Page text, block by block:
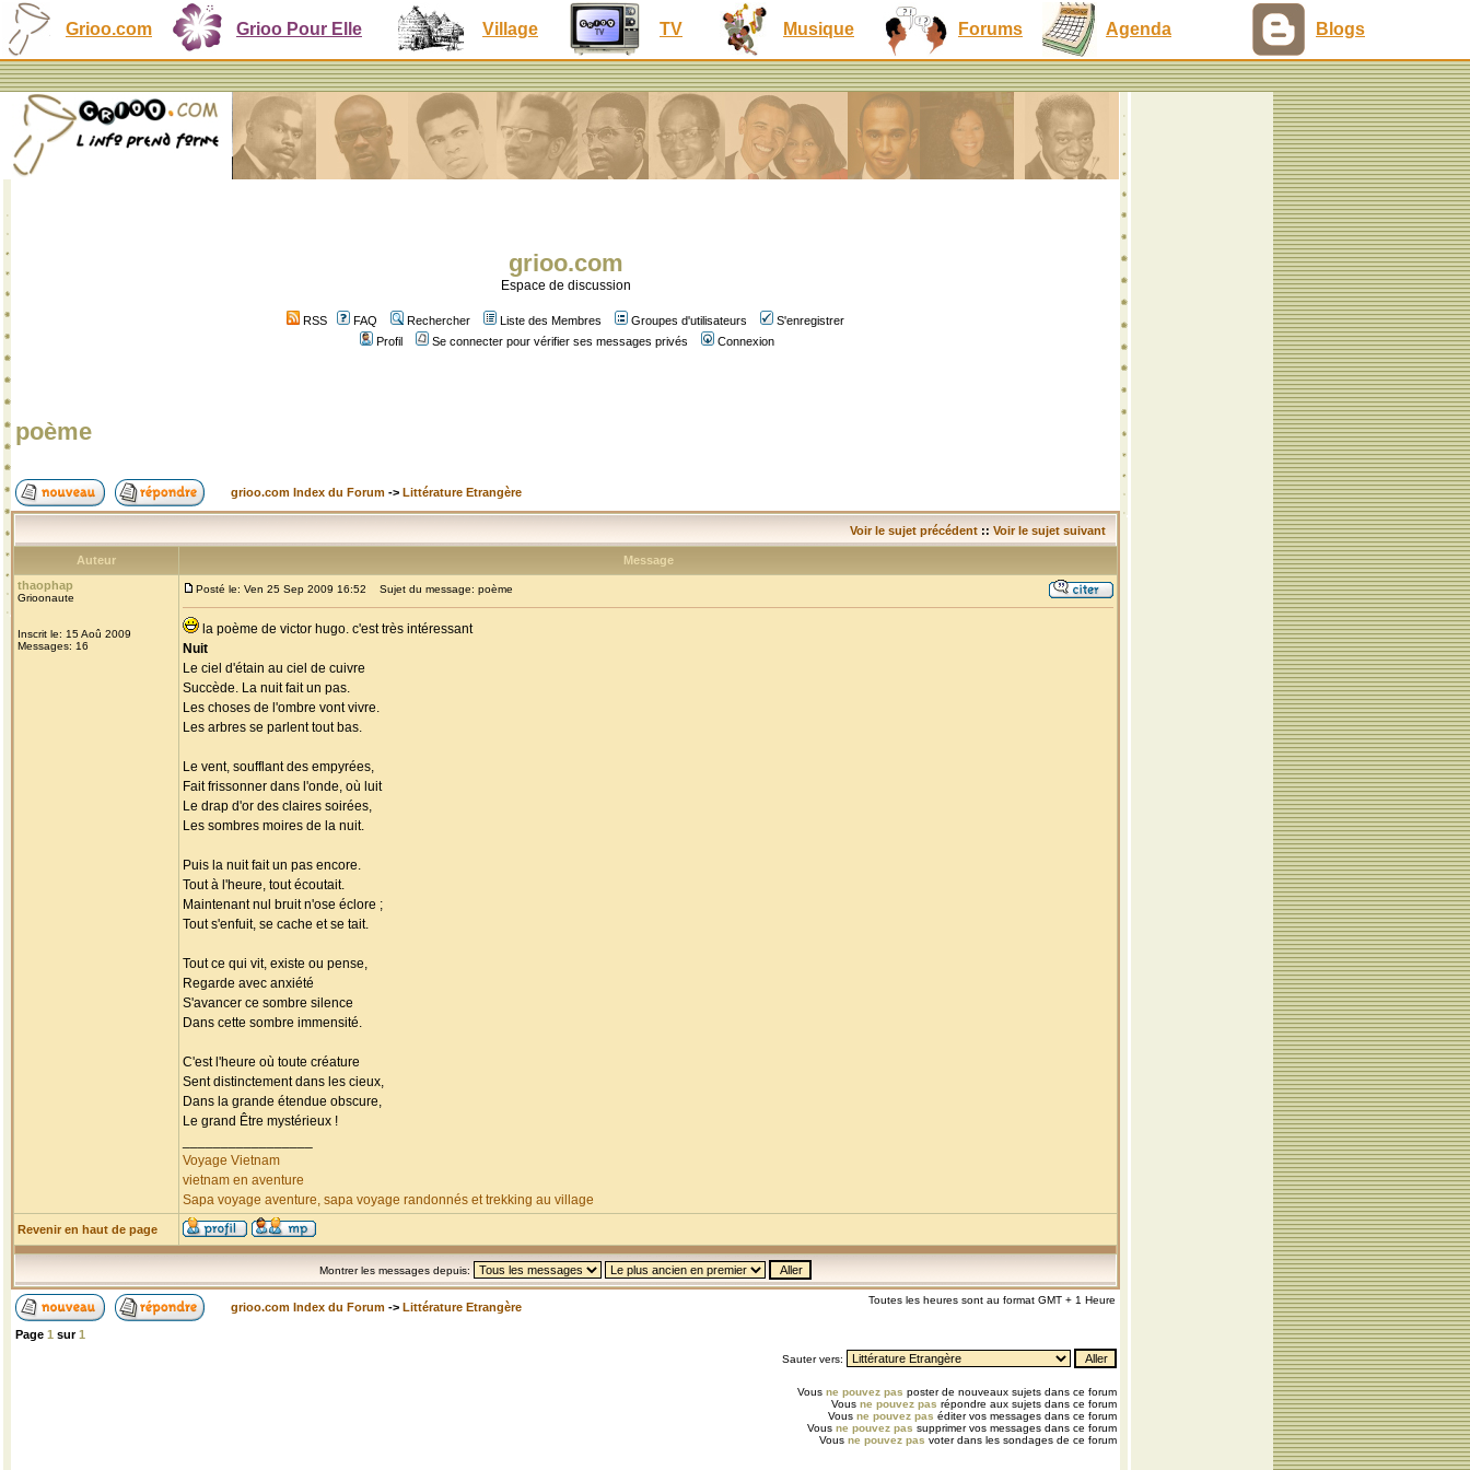
Grioo.com Grioo Pour Elle Village TV Musique Forums Agenda Blogs
grioo.com
Espace de discussion
RSS FAQ Rechercher Liste des Membres Groupes d'utilisateurs
S'enregistrer
Profil
Se connecter pour vérifier ses messages privés Connexion
poème
grioo.com Index du Forum -> Littérature Etrangère
Voir le sujet précédent :: Voir le sujet suivant
Auteur
Message
thaophap
Grioonaute
Inscrit le: 15 Aoû 2009
Messages: 16
Posté le: Ven 25 Sep 2009 16:52 Sujet du message: poème
la poème de victor hugo. c'est très intéressant
Nuit
Le ciel d'étain au ciel de cuivre
Succède. La nuit fait un pas.
Les choses de l'ombre vont vivre.
Les arbres se parlent tout bas.
Le vent, soufflant des empyrées,
Fait frissonner dans l'onde, où luit
Le drap d'or des claires soirées,
Les sombres moires de la nuit.
Puis la nuit fait un pas encore.
Tout à l'heure, tout écoutait.
Maintenant nul bruit n'ose éclore ;
Tout s'enfuit, se cache et se tait.
Tout ce qui vit, existe ou pense,
Regarde avec anxiété
S'avancer ce sombre silence
Dans cette sombre immensité.
C'est l'heure où toute créature
Sent distinctement dans les cieux,
Dans la grande étendue obscure,
Le grand Être mystérieux !
Voyage Vietnam
vietnam en aventure
Sapa voyage aventure, sapa voyage randonnés et trekking au village
Revenir en haut de page
Montrer les messages depuis:
grioo.com Index du Forum -> Littérature Etrangère
Toutes les heures sont au format GMT + 1 Heure
Page 1 sur1
Sauter vers:
Vous ne pouvez pas poster de nouveaux sujets dans ce forum
Vous ne pouvez pas répondre aux sujets dans ce forum
Vous ne pouvez pas éditer vos messages dans ce forum
Vous ne pouvez pas supprimer vos messages dans ce forum
Vous ne pouvez pas voter dans les sondages de ce forum